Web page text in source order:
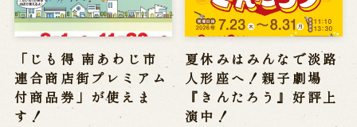
「じも得 南あわじ市
連合商店街プレミアム
付商品券」が使えま
す！
夏休みはみんなで淡路
人形座へ！親子劇場
『きんたろう』好評上
演中！